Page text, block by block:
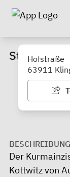
Hofstraße
63911
Der
Kottwitz von